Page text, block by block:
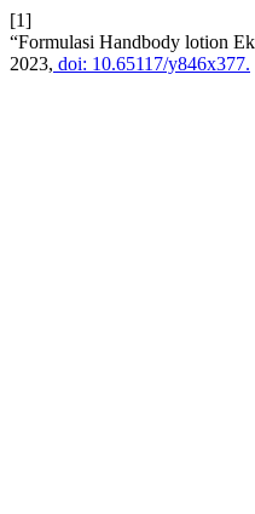
[1]
“Formulasi Handbody lotion
2023, doi: 10.65117/y846x377.